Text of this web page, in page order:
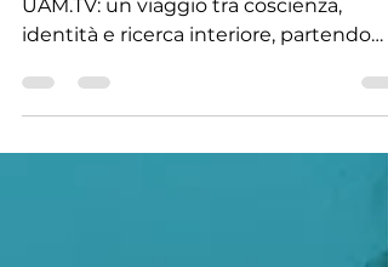
«Chi sono io?»
Risvegliarsi – Conosci te stesso arriva
dalla domanda più antica: chi sono io?